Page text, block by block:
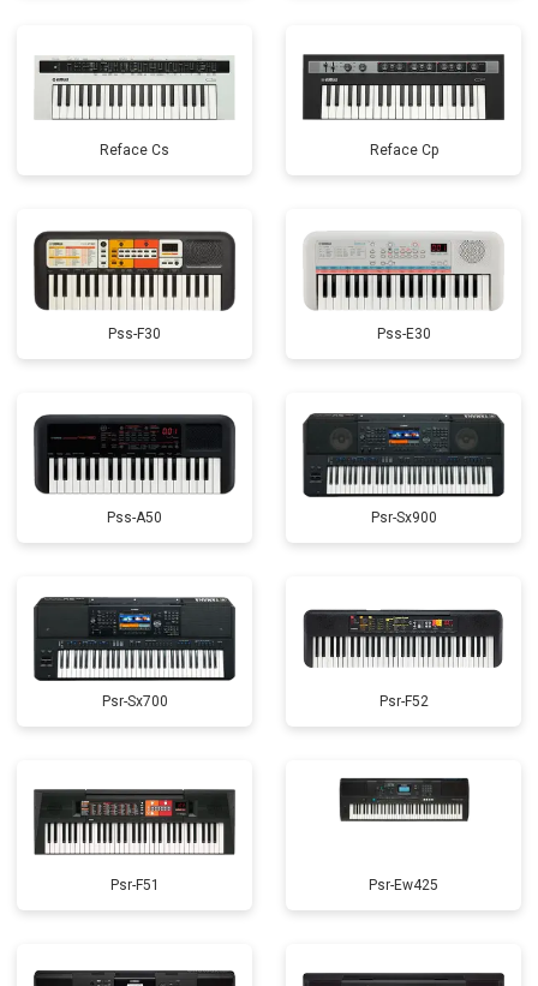
Reface Cs Reface Cp
Pss-F30 Pss-E30
Pss-A50 Psr-Sx900
Psr-Sx700 Psr-F52
Psr-F51 Psr-Ew425